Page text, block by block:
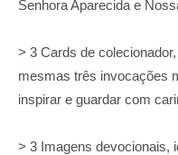
Senhora Aparecida e
> 3 Cards de
mesmas três invocações
inspirar e guardar com
> 3 Imagens devocionais,